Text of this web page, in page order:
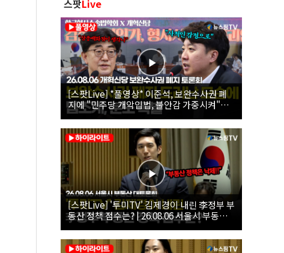
스팟Live
[스팟Live] *풀영상* 이준석, 보완수사권 폐
지에 "민주당 개악입법, 불안감 가중시켜"｜
26.08.06 개혁신당 보완수사권 폐지 토론회
[스팟Live] '투미TV' 김제경이 내린 李정부 부
동산 정책 점수는? | 26.08.06 서울시 부동산
대토론회